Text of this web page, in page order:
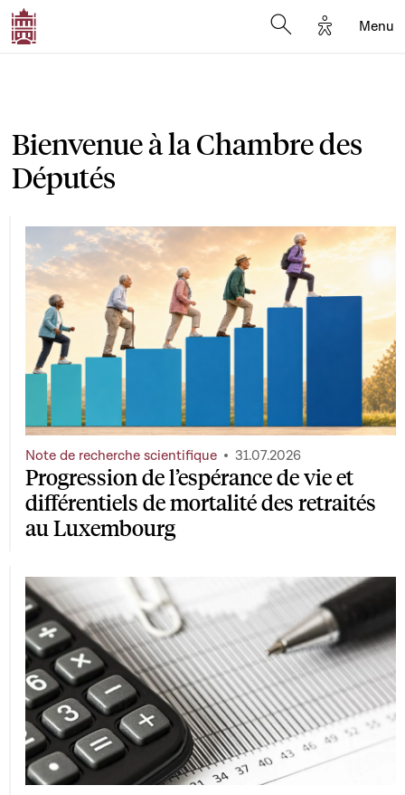
Options
Menu
Bienvenue à la Chambre des
Députés
Progression de l’espérance de vie et
différentiels de mortalité des retraités
au Luxembourg
Note de recherche scientifique 31.07.2026